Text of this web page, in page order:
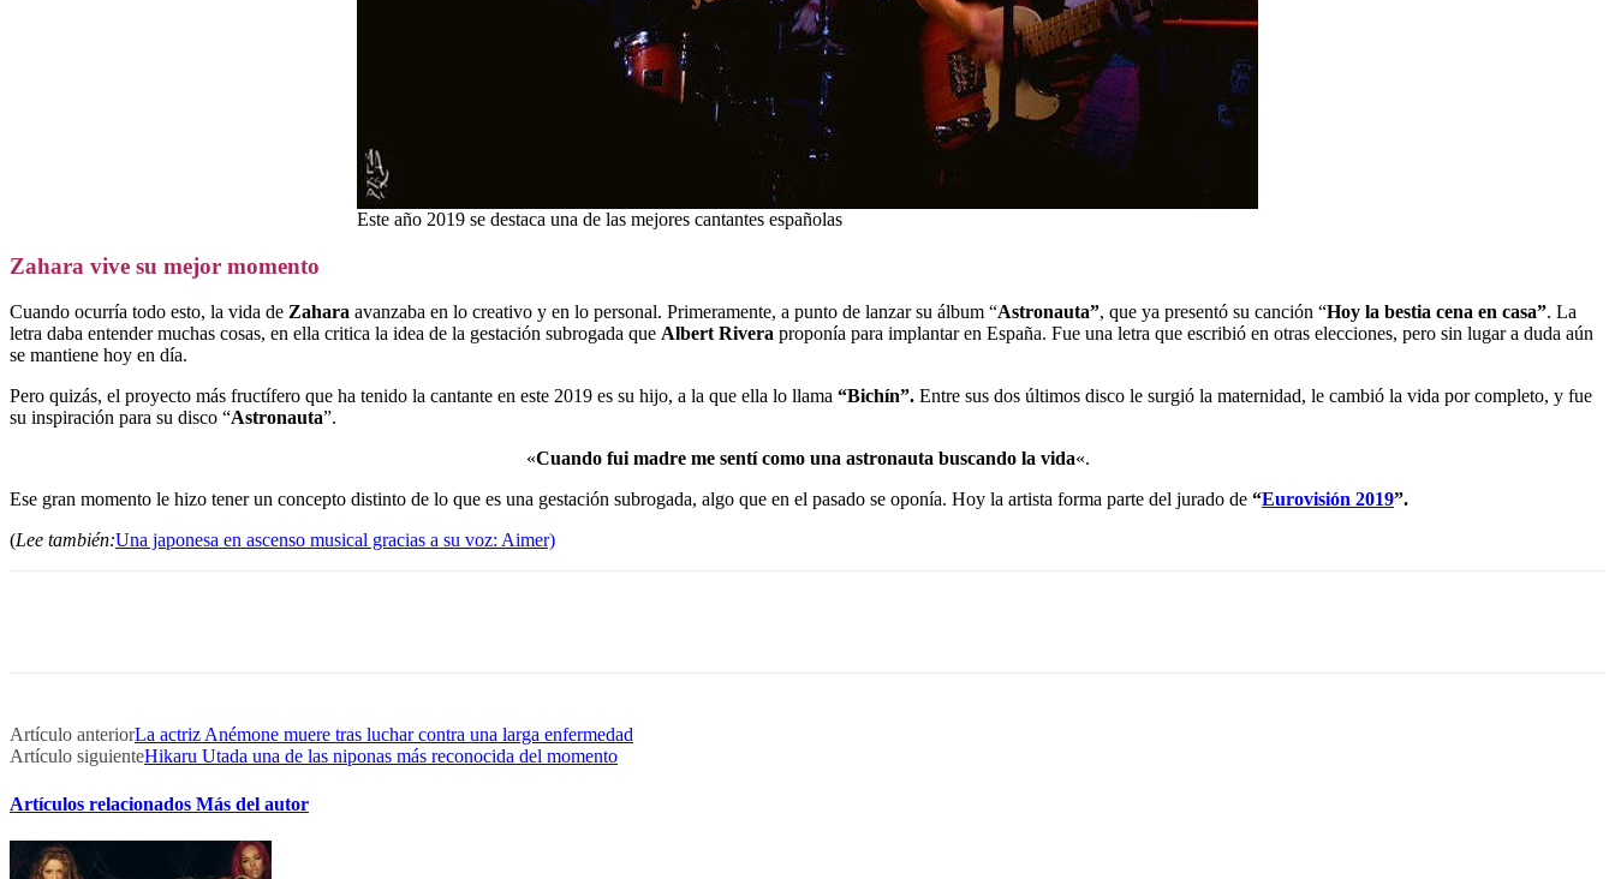
Este año 2019 se destaca una de las mejores cantantes españolas
Zahara vive su mejor momento
Cuando ocurría todo esto, la vida de Zahara avanzaba en lo creativo y en lo personal. Primeramente, a punto de lanzar su álbum “Astronauta”, que ya presentó su canción “Hoy la bestia cena en casa”. La
letra daba entender muchas cosas, en ella critica la idea de la gestación subrogada que Albert Rivera proponía para implantar en España. Fue una letra que escribió en otras elecciones, pero sin lugar a duda aún
se mantiene hoy en día.
Pero quizás, el proyecto más fructífero que ha tenido la cantante en este 2019 es su hijo, a la que ella lo llama “Bichín”. Entre sus dos últimos disco le surgió la maternidad, le cambió la vida por completo, y fue
su inspiración para su disco “Astronauta”.
«Cuando fui madre me sentí como una astronauta buscando la vida«.
Ese gran momento le hizo tener un concepto distinto de lo que es una gestación subrogada, algo que en el pasado se oponía. Hoy la artista forma parte del jurado de “Eurovisión 2019”.
(Lee también:Una japonesa en ascenso musical gracias a su voz: Aimer)
Artículo anteriorLa actriz Anémone muere tras luchar contra una larga enfermedad
Artículo siguienteHikaru Utada una de las niponas más reconocida del momento
Artículos relacionados Más del autor